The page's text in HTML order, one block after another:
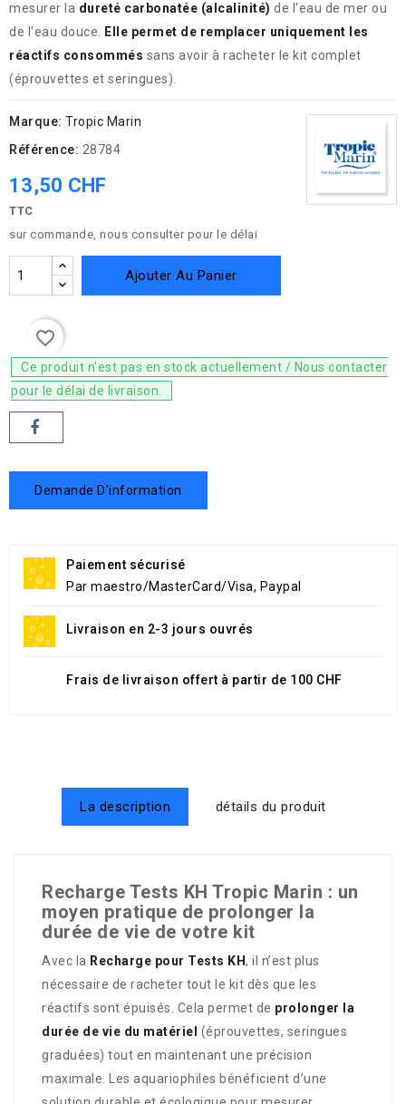
mesurer la dureté carbonatée (alcalinité) de l'eau de mer ou
de l'eau douce.
Elle permet de remplacer uniquement les
réactifs consommés sans avoir à racheter le kit complet
(éprouvettes et seringues).
Marque: Tropic Marin
Référence: 28784
13,50 CHF
TTC
sur commande, nous consulter pour le délai
Ajouter Au Panier
favorite_border
Ce produit n'est pas en stock actuellement / Nous contacter
pour le délai de livraison.
Demande D'information
Paiement sécurisé
Par maestro/MasterCard/Visa, Paypal
Livraison en 2-3 jours ouvrés
Frais de livraison offert à partir de 100 CHF
La description détails du produit
Recharge Tests KH Tropic Marin : un
moyen pratique de prolonger la
durée de vie de votre kit
Avec la Recharge pour Tests KH, il n’est plus
nécessaire de racheter tout le kit dès que les
réactifs sont épuisés. Cela permet de prolonger la
durée de vie du matériel (éprouvettes, seringues
graduées) tout en maintenant une précision
maximale. Les aquariophiles bénéficient d’une